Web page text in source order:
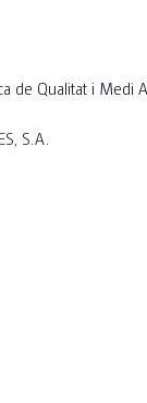
S.A.
de Qualitat i Medi